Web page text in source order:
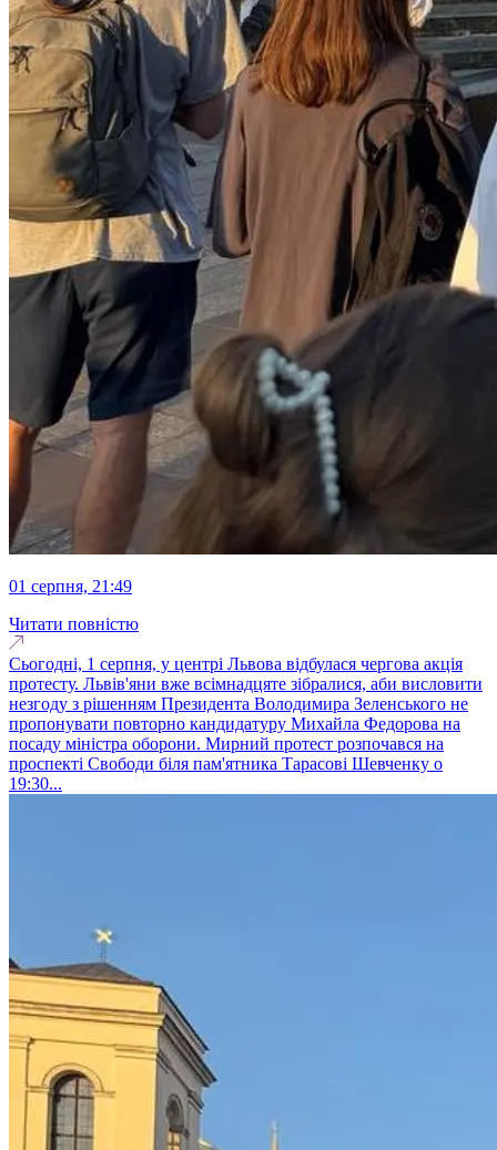
01 серпня, 21:49
Читати повністю
Сьогодні, 1 серпня, у центрі Львова відбулася чергова акція
протесту. Львів'яни вже всімнадцяте зібралися, аби висловити
незгоду з рішенням Президента Володимира Зеленського не
пропонувати повторно кандидатуру Михайла Федорова на
посаду міністра оборони. Мирний протест розпочався на
проспекті Свободи біля пам'ятника Тарасові Шевченку о
19:30...